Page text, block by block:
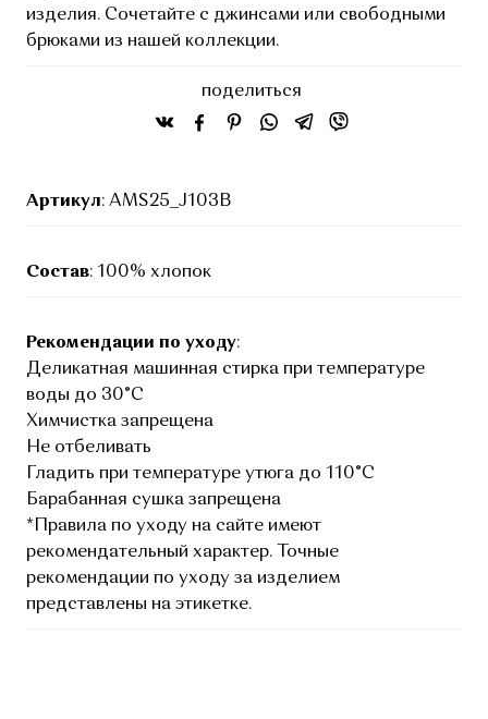
изделия. Сочетайте с джинсами или свободными
брюками из нашей коллекции.
поделиться
Артикул: AMS25_J103B
Состав: 100% хлопок
Рекомендации по уходу:
Деликатная машинная стирка при температуре
воды до 30°C
Химчистка запрещена
Не отбеливать
Гладить при температуре утюга до 110°C
Барабанная сушка запрещена
*Правила по уходу на сайте имеют
рекомендательный характер. Точные
рекомендации по уходу за изделием
представлены на этикетке.